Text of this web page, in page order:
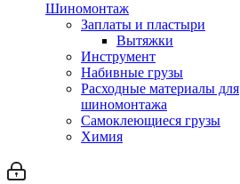
Шиномонтаж
Заплаты и пластыри
Вытяжки
Инструмент
Набивные грузы
Расходные материалы для
шиномонтажа
Самоклеющиеся грузы
Химия